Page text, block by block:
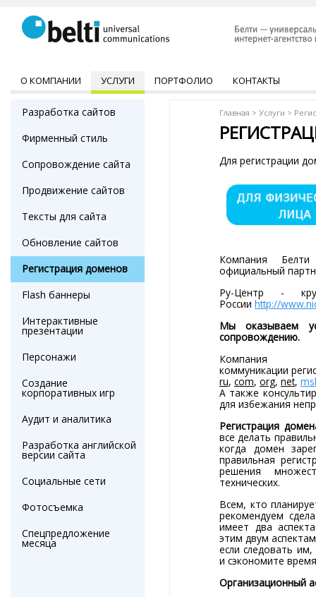
О КОМПАНИИ УСЛУГИ ПОРТФОЛИО КОНТАКТЫ
Главная > Услуги >
Для регистрации
Компания Белти
официальный
Ру-Центр -
России http://
Мы оказываем
сопровождению.
Компания
коммуникации
ru, com, org, net,
А также
для избежания
Регистрация
все делать
когда домен
правильная
решения
технических.
Всем, кто
рекомендуем
имеет два
этим двум
если следовать
и сэкономите
Организационный
Разработка сайтов
Фирменный стиль
Сопровождение сайта
Продвижение сайтов
Тексты для сайта
Обновление сайтов
Регистрация доменов
Flash баннеры
Интерактивные
презентации
Персонажи
Создание
корпоративных игр
Аудит и аналитика
Разработка английской
версии сайта
Социальные сети
Фотосъемка
Спецпредложение
месяца